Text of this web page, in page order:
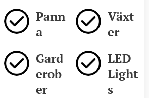
Pann
a
Växt
er
Gard
erob
er
LED
Light
s